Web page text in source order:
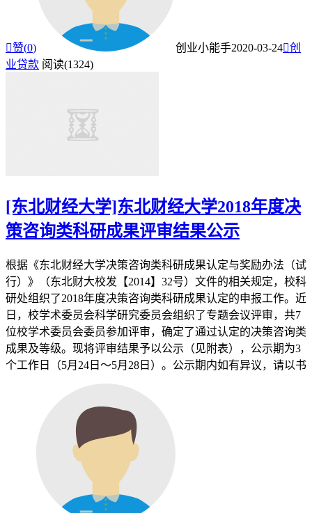
赞(0) 创业小能手2020-03-24创
业贷款 阅读(1324)
[东北财经大学]东北财经大学2018年度决
策咨询类科研成果评审结果公示
根据《东北财经大学决策咨询类科研成果认定与奖励办法（试
行）》（东北财大校发【2014】32号）文件的相关规定，校科
研处组织了2018年度决策咨询类科研成果认定的申报工作。近
日，校学术委员会科学研究委员会组织了专题会议评审，共7
位校学术委员会委员参加评审，确定了通过认定的决策咨询类
成果及等级。现将评审结果予以公示（见附表），公示期为3
个工作日（5月24日～5月28日）。公示期内如有异议，请以书